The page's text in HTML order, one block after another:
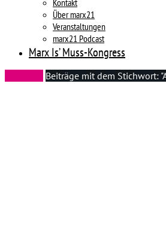
Kontakt
Über marx21
Veranstaltungen
marx21 Podcast
Marx Is’ Muss-Kongress
Beiträge mit dem Stichwort: